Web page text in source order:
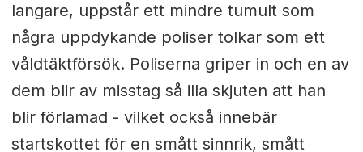
langare, uppstår ett mindre tumult som
några uppdykande poliser tolkar som ett
våldtäktförsök. Poliserna griper in och en av
dem blir av misstag så illa skjuten att han
blir förlamad - vilket också innebär
startskottet för en smått sinnrik, smått